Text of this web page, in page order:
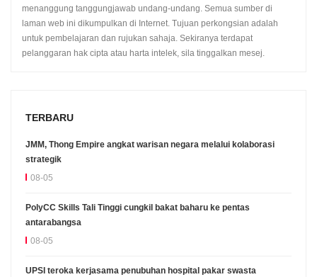
menanggung tanggungjawab undang-undang. Semua sumber di
laman web ini dikumpulkan di Internet. Tujuan perkongsian adalah
untuk pembelajaran dan rujukan sahaja. Sekiranya terdapat
pelanggaran hak cipta atau harta intelek, sila tinggalkan mesej.
TERBARU
JMM, Thong Empire angkat warisan negara melalui kolaborasi
strategik
08-05
PolyCC Skills Tali Tinggi cungkil bakat baharu ke pentas
antarabangsa
08-05
UPSI teroka kerjasama penubuhan hospital pakar swasta